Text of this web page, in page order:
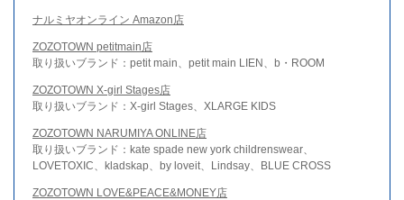
ナルミヤオンライン Amazon店
ZOZOTOWN petitmain店
取り扱いブランド：petit main、petit main LIEN、b・ROOM
ZOZOTOWN X-girl Stages店
取り扱いブランド：X-girl Stages、XLARGE KIDS
ZOZOTOWN NARUMIYA ONLINE店
取り扱いブランド：kate spade new york childrenswear、
LOVETOXIC、kladskap、by loveit、Lindsay、BLUE CROSS
ZOZOTOWN LOVE&PEACE&MONEY店